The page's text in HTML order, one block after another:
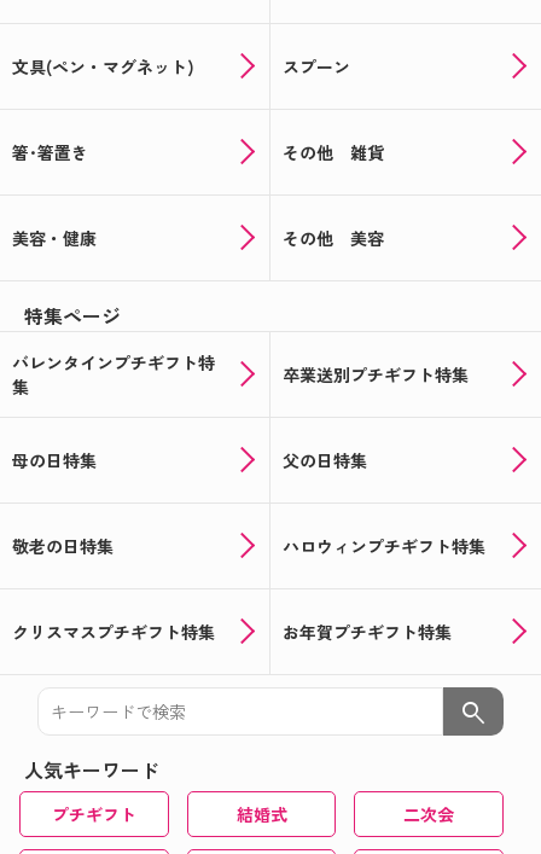
文具(ペン・マグネット) スプーン
箸･箸置き その他 雑貨
美容・健康 その他 美容
特集ページ
バレンタインプチギフト特
集
卒業送別プチギフト特集
母の日特集 父の日特集
敬老の日特集 ハロウィンプチギフト特集
クリスマスプチギフト特集 お年賀プチギフト特集
search
人気キーワード
プチギフト 結婚式 二次会